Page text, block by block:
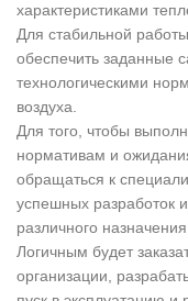
характеристиками
Для стабильной
обеспечить заданные
технологическими
воздуха.
Для того, чтобы
нормативам и
обращаться к
успешных разработок
различного
Логичным будет
организации,